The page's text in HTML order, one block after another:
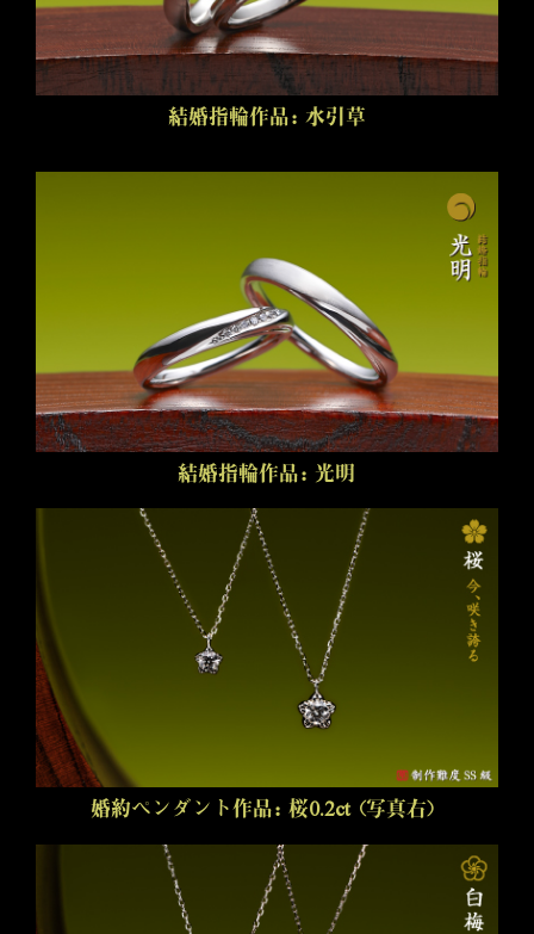
結婚指輪作品：水引草
結婚指輪作品：光明
婚約ペンダント作品：桜0.2ct（写真右）